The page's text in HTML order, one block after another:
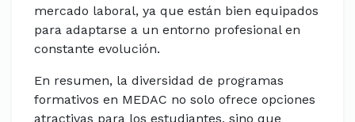
mercado laboral, ya que están bien equipados
para adaptarse a un entorno profesional en
constante evolución.
En resumen, la diversidad de programas
formativos en MEDAC no solo ofrece opciones
atractivas para los estudiantes, sino que